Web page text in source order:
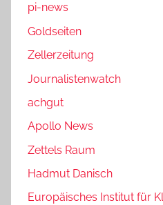
pi-news
Goldseiten
Zellerzeitung
Journalistenwatch
achgut
Apollo News
Zettels Raum
Hadmut Danisch
Europäisches Institut für